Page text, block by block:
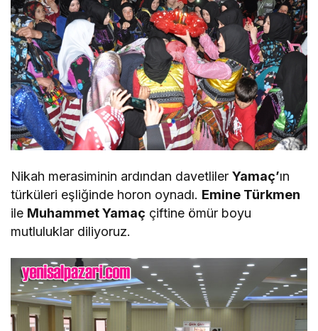
Nikah merasiminin ardından davetlilerYamaç’ın
türküleri eşliğinde horon oynadı. Emine Türkmen
ile Muhammet Yamaç çiftine ömür boyu
mutluluklar diliyoruz.